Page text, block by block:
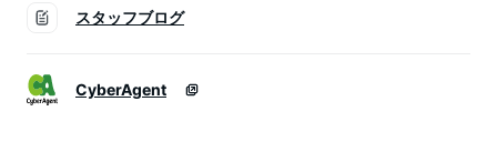
スタッフブログ
CyberAgent